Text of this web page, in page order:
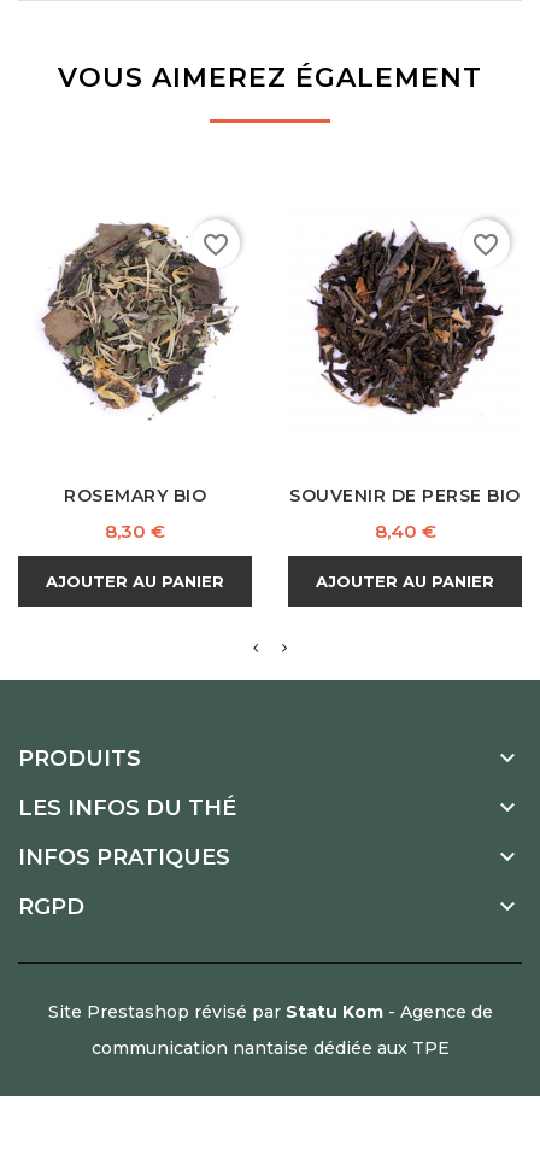
VOUS AIMEREZ ÉGALEMENT
ROSEMARY BIO
Prix
8,30 €
AJOUTER AU PANIER
favorite_border
SOUVENIR DE PERSE BIO
Prix
8,40 €
AJOUTER AU PANIER
favorite_border
PRODUITS 
LES INFOS DU THÉ 
INFOS PRATIQUES 
RGPD 
Site Prestashop révisé par Statu Kom- Agence de
communication nantaise dédiée aux TPE